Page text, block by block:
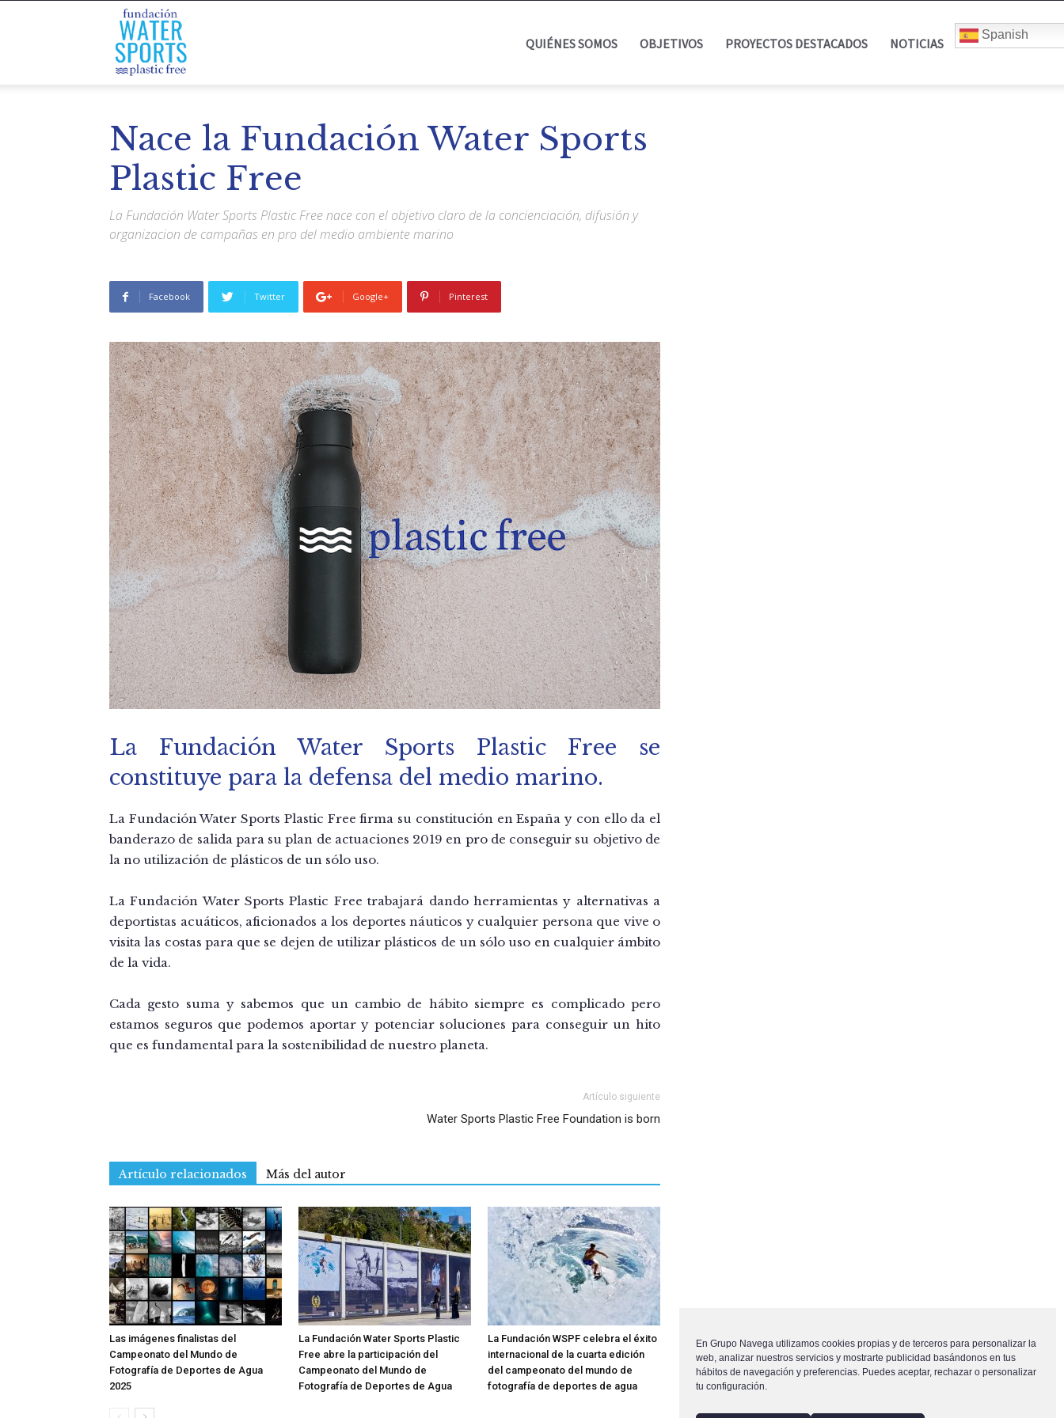
En Grupo Navega utilizamos cookies propias y de terceros para personalizar la
web, analizar nuestros servicios y mostrarte publicidad basándonos en tus
hábitos de navegación y preferencias. Puedes aceptar, rechazar o personalizar
tu configuración.
Sports
Plastic
QUIÉNES SOMOS OBJETIVOS PROYECTOS DESTACADOS NOTICIAS
Spanish
Nace la Fundación Water Sports
Plastic Free
La Fundación Water Sports Plastic Free nace con el objetivo claro de la concienciación, difusión y
organizacion de campañas en pro del medio ambiente marino
Facebook Twitter Google+ Pinterest
La Fundación Water Sports Plastic Free se
constituye para la defensa del medio marino.
La Fundación Water Sports Plastic Free firma su constitución en España y con ello da el
banderazo de salida para su plan de actuaciones 2019 en pro de conseguir su objetivo de
la no utilización de plásticos de un sólo uso.
La Fundación Water Sports Plastic Free trabajará dando herramientas y alternativas a
deportistas acuáticos, aficionados a los deportes náuticos y cualquier persona que vive o
visita las costas para que se dejen de utilizar plásticos de un sólo uso en cualquier ámbito
de la vida.
Cada gesto suma y sabemos que un cambio de hábito siempre es complicado pero
estamos seguros que podemos aportar y potenciar soluciones para conseguir un hito
que es fundamental para la sostenibilidad de nuestro planeta.
Artículo siguiente
Water Sports Plastic Free Foundation is born
Artículo relacionados Más del autor
Las imágenes finalistas del
Campeonato del Mundo de
Fotografía de Deportes de Agua
2025
La Fundación Water Sports Plastic
Free abre la participación del
Campeonato del Mundo de
Fotografía de Deportes de Agua
La Fundación WSPF celebra el éxito
internacional de la cuarta edición
del campeonato del mundo de
fotografía de deportes de agua